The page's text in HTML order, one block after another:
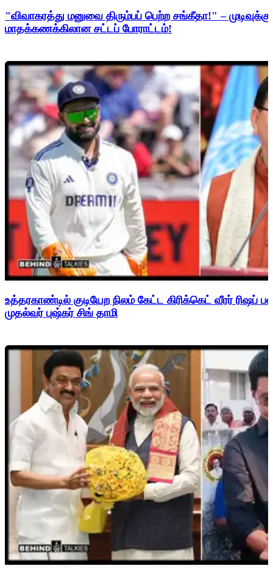
"விவாகரத்து மனுவை திரும்பப் பெற்ற சங்கீதா!" –
மாதக்கணக்கிலான சட்டப் போராட்டம்!
உத்தரகாண்டில் குடியேற நிலம் கேட்ட கிரிக்கெட் வீரர்
முதல்வர் புஷ்கர் சிங் தாமி